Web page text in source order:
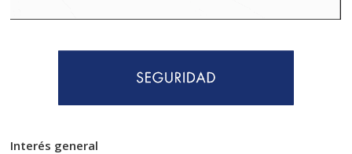
Interés general